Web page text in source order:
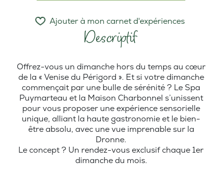
Descriptif
Ajouter à mon carnet d'expériences
Offrez-vous un dimanche hors du temps au cœur
de la « Venise du Périgord ». Et si votre dimanche
commençait par une bulle de sérénité ? Le Spa
Puymarteau et la Maison Charbonnel s’unissent
pour vous proposer une expérience sensorielle
unique, alliant la haute gastronomie et le bien-
être absolu, avec une vue imprenable sur la
Dronne.
Le concept ? Un rendez-vous exclusif chaque 1er
dimanche du mois.